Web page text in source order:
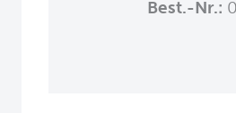
Best.-Nr.: